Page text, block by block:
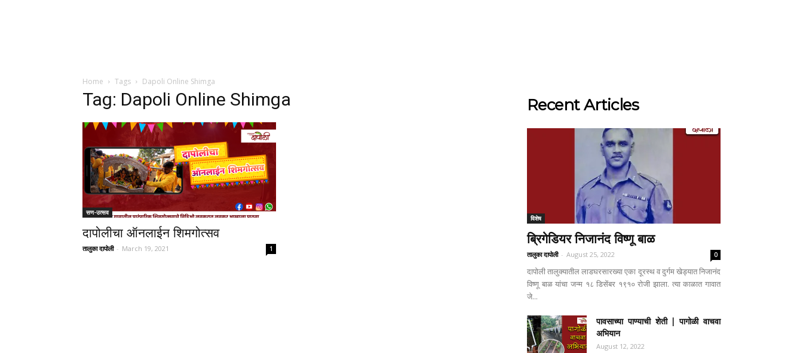
Home Tags Dapoli Online Shimga
Tag: Dapoli Online Shimga
सण-उत्सव
दापोलीचा ऑनलाईन शिमगोत्सव
तालुका दापोली - March 19, 2021 1
Recent Articles
विशेष
ब्रिगेडियर निजानंद विष्णू बाळ
तालुका दापोली - August 25, 2022 0
दापोली तालुक्यातील लाडघरसारख्या एका दूरस्थ व दुर्गम खेड्यात निजानंद
विष्णू बाळ यांचा जन्म १८ डिसेंबर १९१० रोजी झाला. त्या काळात गावात
जे...
पावसाच्या पाण्याची शेती | पागोळी वाचवा
अभियान
August 12, 2022